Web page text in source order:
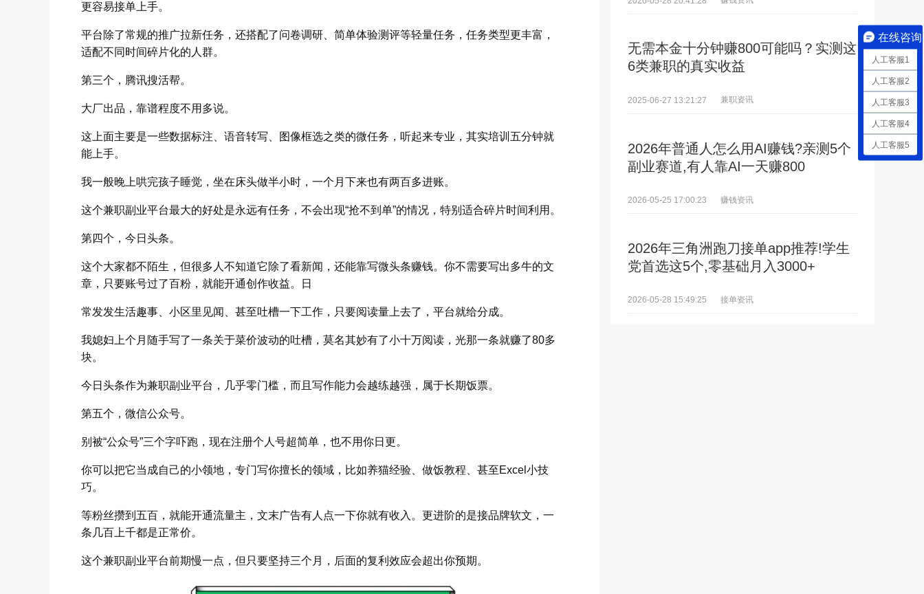
更容易接单上手。
平台除了常规的推广拉新任务，还搭配了问卷调研、简单体验测评等轻量任务，任务类型更丰富，
适配不同时间碎片化的人群。
第三个，腾讯搜活帮。
大厂出品，靠谱程度不用多说。
这上面主要是一些数据标注、语音转写、图像框选之类的微任务，听起来专业，其实培训五分钟就
能上手。
我一般晚上哄完孩子睡觉，坐在床头做半小时，一个月下来也有两百多进账。
这个兼职副业平台最大的好处是永远有任务，不会出现“抢不到单”的情况，特别适合碎片时间利用。
第四个，今日头条。
这个大家都不陌生，但很多人不知道它除了看新闻，还能靠写微头条赚钱。你不需要写出多牛的文
章，只要账号过了百粉，就能开通创作收益。日
常发发生活趣事、小区里见闻、甚至吐槽一下工作，只要阅读量上去了，平台就给分成。
我媳妇上个月随手写了一条关于菜价波动的吐槽，莫名其妙有了小十万阅读，光那一条就赚了80多
块。
今日头条作为兼职副业平台，几乎零门槛，而且写作能力会越练越强，属于长期饭票。
第五个，微信公众号。
别被“公众号”三个字吓跑，现在注册个人号超简单，也不用你日更。
你可以把它当成自己的小领地，专门写你擅长的领域，比如养猫经验、做饭教程、甚至Excel小技
巧。
等粉丝攒到五百，就能开通流量主，文末广告有人点一下你就有收入。更进阶的是接品牌软文，一
条几百上千都是正常价。
这个兼职副业平台前期慢一点，但只要坚持三个月，后面的复利效应会超出你预期。
无需本金十分钟赚800可能吗？实测这
6类兼职的真实收益
2025-06-27 13:21:27 兼职资讯
2026年普通人怎么用AI赚钱?亲测5个
副业赛道,有人靠AI一天赚800
2026-05-25 17:00:23 赚钱资讯
2026年三角洲跑刀接单app推荐!学生
党首选这5个,零基础月入3000+
2026-05-28 15:49:25 接单资讯
在线咨询
人工客服1
人工客服2
人工客服3
人工客服4
人工客服5